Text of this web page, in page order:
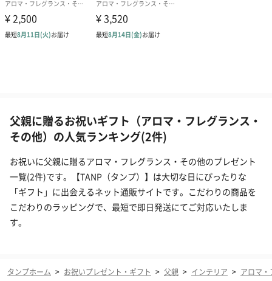
父親に贈るお祝いギフト（アロマ・フレグランス・
その他）の人気ランキング(2件)
お祝いに父親に贈るアロマ・フレグランス・その他のプレゼント
一覧(2件)です。【TANP（タンプ）】は大切な日にぴったりな
「ギフト」に出会えるネット通販サイトです。こだわりの商品を
こだわりのラッピングで、最短で即日発送にてご対応いたしま
す。
タンプホーム > お祝いプレゼント・ギフト > 父親 > インテリア > アロマ